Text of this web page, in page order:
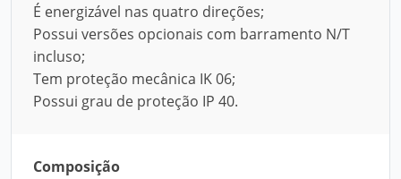
É energizável nas quatro direções;
Possui versões opcionais com barramento N/T
incluso;
Tem proteção mecânica IK 06;
Possui grau de proteção IP 40.
Composição